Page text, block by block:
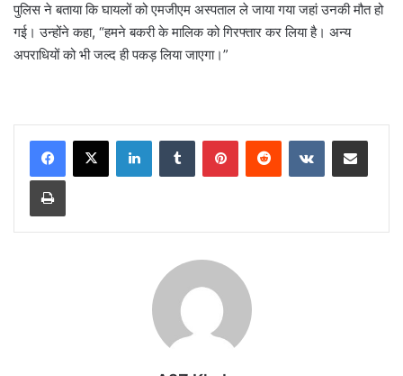
पुलिस ने बताया कि घायलों को एमजीएम अस्पताल ले जाया गया जहां उनकी मौत हो
गई। उन्होंने कहा, “हमने बकरी के मालिक को गिरफ्तार कर लिया है। अन्य
अपराधियों को भी जल्द ही पकड़ लिया जाएगा।”
LinkedInTumblr PinterestReddit VKontakteShare via Email
Print